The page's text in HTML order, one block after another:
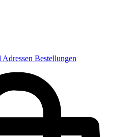
Adressen Bestellungen